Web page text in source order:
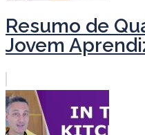
Resumo de
Jovem